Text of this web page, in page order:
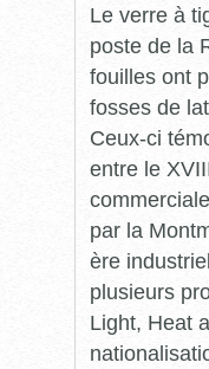
Le verre à
poste de la
fouilles ont
fosses de
Ceux-ci
entre le
par la
ère
plusieurs
Light, Heat